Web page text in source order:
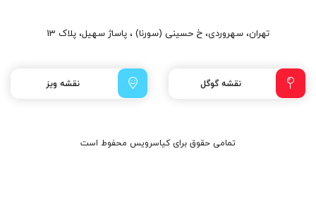
تهران، سهروردی، خ حسینی (سورنا) ، پاساژ سهیل، پلاک 13
نقشه گوگل نقشه ویز
تمامی حقوق برای کیاسرویس محفوط است